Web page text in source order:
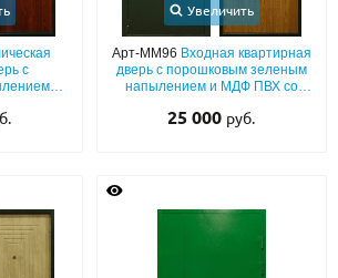
с
Увеличить
Арт-ММ96 Входная квартирная
дверь с порошковым зеленым
напылением и МДФ ПВХ со
25 000 руб.